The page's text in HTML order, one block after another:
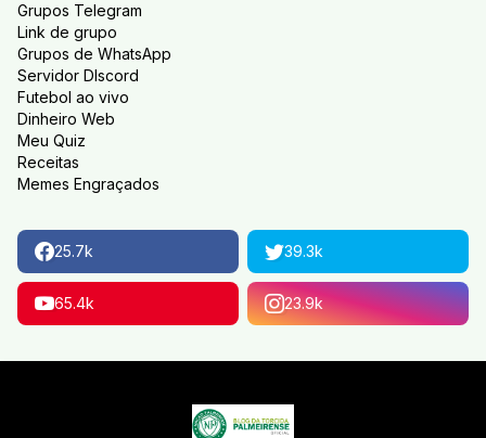
Grupos Telegram
Link de grupo
Grupos de WhatsApp
Servidor DIscord
Futebol ao vivo
Dinheiro Web
Meu Quiz
Receitas
Memes Engraçados
25.7k 39.3k
65.4k 23.9k